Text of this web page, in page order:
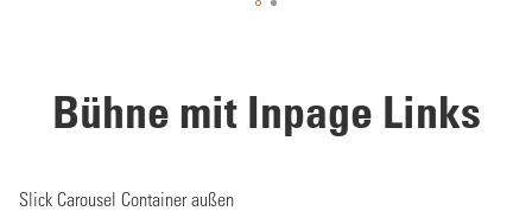
Bühne mit Inpage Links
Slick Carousel Container außen